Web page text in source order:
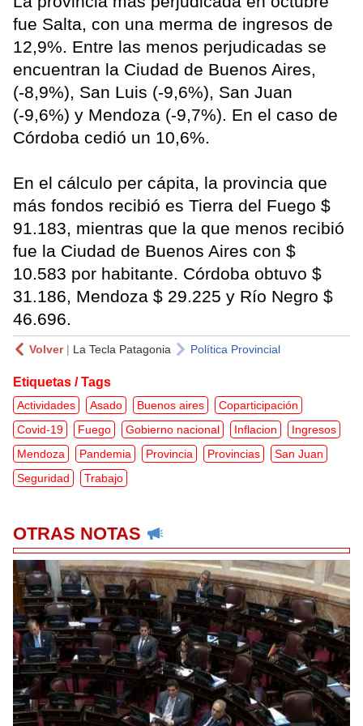
fue Salta, con una merma de ingresos de
12,9%. Entre las menos perjudicadas se
encuentran la Ciudad de Buenos Aires,
(-8,9%), San Luis (-9,6%), San Juan
(-9,6%) y Mendoza (-9,7%). En el caso de
Córdoba cedió un 10,6%.
En el cálculo per cápita, la provincia que
más fondos recibió es Tierra del Fuego $
91.183, mientras que la que menos recibió
fue la Ciudad de Buenos Aires con $
10.583 por habitante. Córdoba obtuvo $
31.186, Mendoza $ 29.225 y Río Negro $
46.696.
Volver| La Tecla Patagonia Política Provincial
Etiquetas / Tags
Actividades Asado Buenos aires
Coparticipación
Covid-19
Fuego Gobierno nacional Inflacion
Ingresos
Mendoza
Pandemia Provincia Provincias
San Juan
Seguridad
Trabajo
OTRAS NOTAS